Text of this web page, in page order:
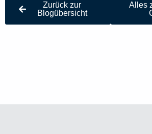
Zurück zur
Blogübersicht
Alles